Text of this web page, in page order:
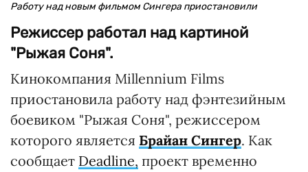
Работу над новым фильмом Сингера приостановили
Режиссер работал над картиной
"Рыжая Соня".
Кинокомпания Millennium Films
приостановила работу над фэнтезийным
боевиком "Рыжая Соня", режиссером
которого является Брайан Сингер. Как
сообщает Deadline, проект временно